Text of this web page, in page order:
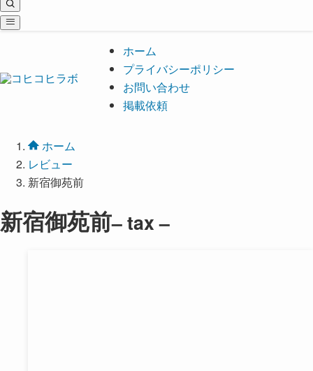
ホーム
プライバシーポリシー
お問い合わせ
掲載依頼
ホーム
レビュー
新宿御苑前
新宿御苑前– tax –